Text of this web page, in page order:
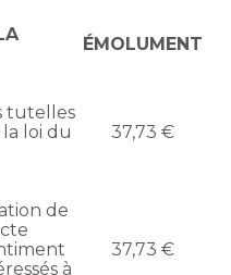
ÉMOLUMENT
tutelles
loi du
37,73 €
de
à
37,73 €